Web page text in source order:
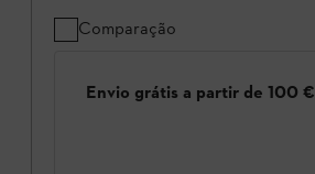
Comparação
Envio grátis a partir de 100 €